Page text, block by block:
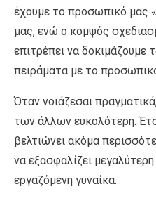
έχουμε το προσωπικό μας
μας, ενώ ο κομψός
επιτρέπει να δοκιμάζουμε
πειράματα με το
Όταν νοιάζεσαι
των άλλων ευκολότερη.
βελτιώνει ακόμα
να εξασφαλίζει
εργαζόμενη γυναίκα.